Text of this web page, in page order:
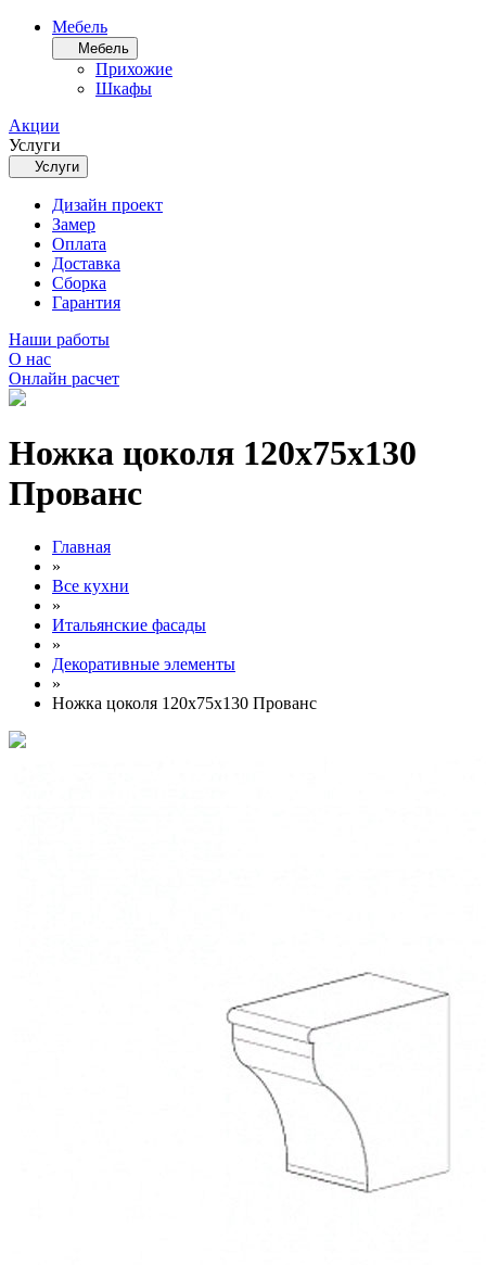
Мебель
Мебель
Прихожие
Шкафы
Акции
Услуги
Услуги
Дизайн проект
Замер
Оплата
Доставка
Сборка
Гарантия
Наши работы
О нас
Онлайн расчет
Ножка цоколя 120х75х130
Прованс
Главная
»
Все кухни
»
Итальянские фасады
»
Декоративные элементы
»
Ножка цоколя 120х75х130 Прованс